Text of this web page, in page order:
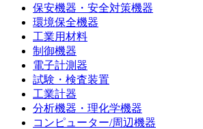
保安機器・安全対策機器
環境保全機器
工業用材料
制御機器
電子計測器
試験・検査装置
工業計器
分析機器・理化学機器
コンピューター/周辺機器